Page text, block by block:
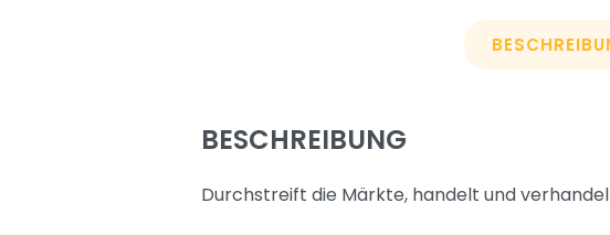
BESCHREIBUNG
Durchstreift die Märkte, handelt und